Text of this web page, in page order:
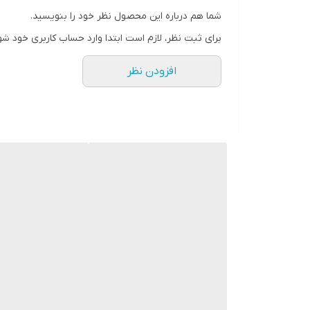
شما هم درباره این محصول نظر خود را بنویسید.
برای ثبت نظر، لازم است ابتدا وارد حساب کاربری خود
افزودن نظر